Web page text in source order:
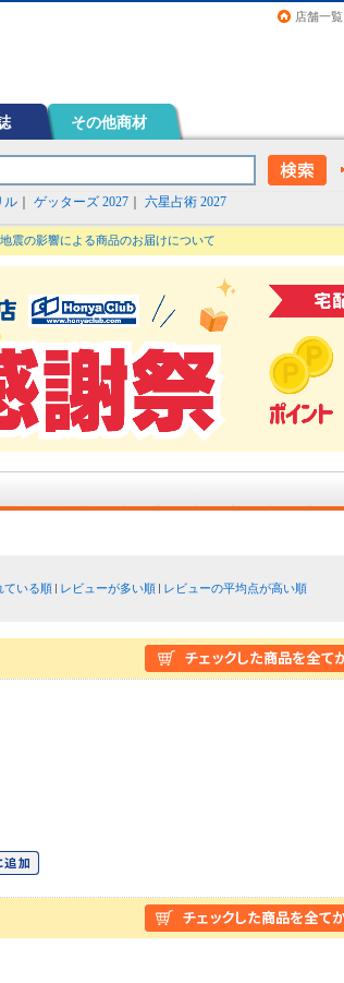
店舗一覧
その他商材
ル ゲッターズ 2027 六星占術 2027
地震の影響による商品のお届けについて
ている順 レビューが多い順
レビューの平均点が高い順